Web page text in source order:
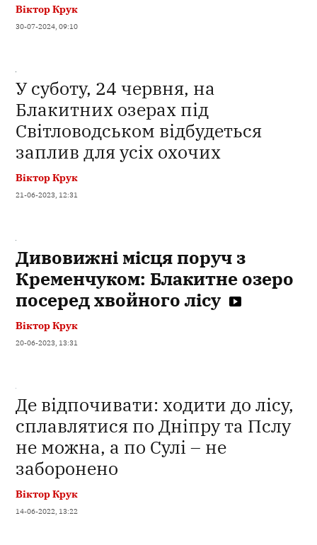
Віктор Крук
30-07-2024, 09:10
У суботу, 24 червня, на
Блакитних озерах під
Світловодськом відбудеться
заплив для усіх охочих
Віктор Крук
21-06-2023, 12:31
Дивовижні місця поруч з
Кременчуком: Блакитне озеро
посеред хвойного лісу
Віктор Крук
20-06-2023, 13:31
Де відпочивати: ходити до лісу,
сплавлятися по Дніпру та Пслу
не можна, а по Сулі – не
заборонено
Віктор Крук
14-06-2022, 13:22